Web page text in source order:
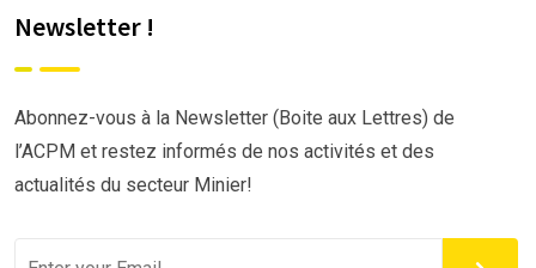
Newsletter !
Abonnez-vous à la Newsletter (Boite aux Lettres) de
l’ACPM et restez informés de nos activités et des
actualités du secteur Minier!